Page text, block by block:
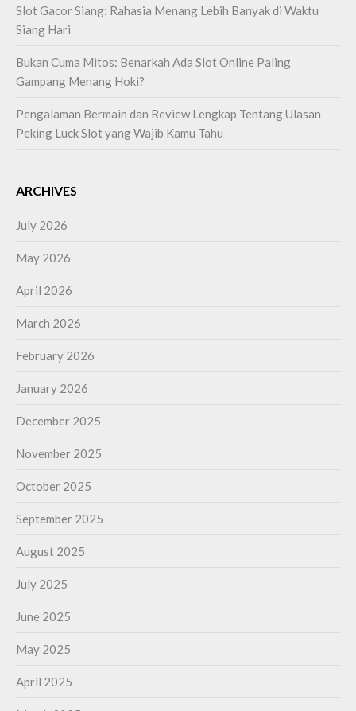
Slot Gacor Siang: Rahasia Menang Lebih Banyak di Waktu
Siang Hari
Bukan Cuma Mitos: Benarkah Ada Slot Online Paling
Gampang Menang Hoki?
Pengalaman Bermain dan Review Lengkap Tentang Ulasan
Peking Luck Slot yang Wajib Kamu Tahu
ARCHIVES
July 2026
May 2026
April 2026
March 2026
February 2026
January 2026
December 2025
November 2025
October 2025
September 2025
August 2025
July 2025
June 2025
May 2025
April 2025